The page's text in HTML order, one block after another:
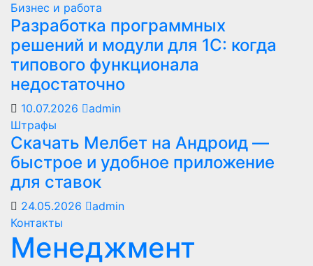
Бизнес и работа
Разработка программных
решений и модули для 1С: когда
типового функционала
недостаточно
10.07.2026
admin
Штрафы
Скачать Мелбет на Андроид —
быстрое и удобное приложение
для ставок
24.05.2026
admin
Контакты
Менеджмент